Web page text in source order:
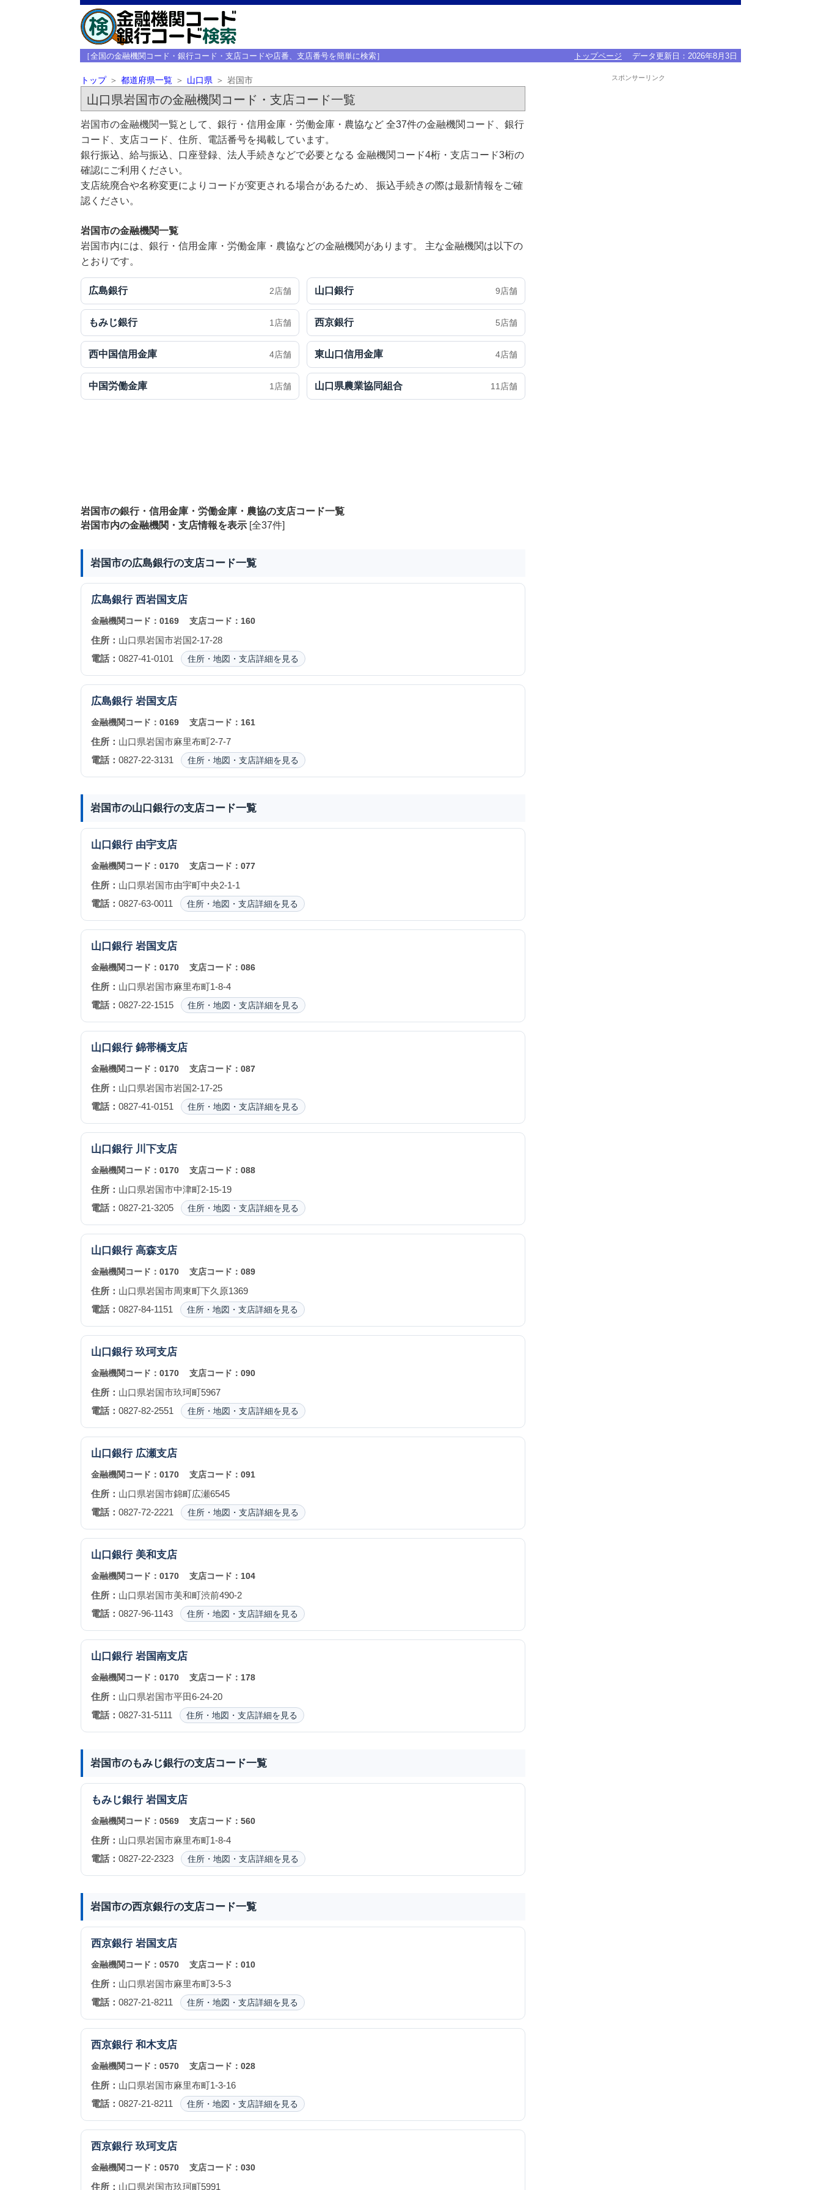
［全国の金融機関コード・銀行コード・支店コードや店番、支店番号を簡単に検索］ トップページ データ更新日： 2026年8月3日
トップ 都道府県一覧 山口県 岩国市
山口県岩国市の金融機関コード・支店コード一覧
岩国市の金融機関一覧として、銀行・信用金庫・労働金庫・農協など 全37件の金融機関コード、銀行
コード、支店コード、住所、電話番号を掲載しています。
銀行振込、給与振込、口座登録、法人手続きなどで必要となる 金融機関コード4桁・支店コード3桁の
確認にご利用ください。
支店統廃合や名称変更によりコードが変更される場合があるため、 振込手続きの際は最新情報をご確
認ください。
岩国市の金融機関一覧
岩国市内には、銀行・信用金庫・労働金庫・農協などの金融機関があります。 主な金融機関は以下の
とおりです。
広島銀行 2店舗 山口銀行 9店舗
もみじ銀行 1店舗 西京銀行 5店舗
西中国信用金庫 4店舗 東山口信用金庫 4店舗
中国労働金庫 1店舗 山口県農業協同組合 11店舗
岩国市の銀行・信用金庫・労働金庫・農協の支店コード一覧
岩国市内の金融機関・支店情報を表示[全37件]
岩国市の広島銀行の支店コード一覧
広島銀行 西岩国支店
金融機関コード： 0169 支店コード： 160
住所： 山口県岩国市岩国2-17-28
電話： 0827-41-0101 住所・地図・支店詳細を見る
広島銀行 岩国支店
金融機関コード： 0169 支店コード： 161
住所： 山口県岩国市麻里布町2-7-7
電話： 0827-22-3131 住所・地図・支店詳細を見る
岩国市の山口銀行の支店コード一覧
山口銀行 由宇支店
金融機関コード： 0170 支店コード： 077
住所： 山口県岩国市由宇町中央2-1-1
電話： 0827-63-0011 住所・地図・支店詳細を見る
山口銀行 岩国支店
金融機関コード： 0170 支店コード： 086
住所： 山口県岩国市麻里布町1-8-4
電話： 0827-22-1515 住所・地図・支店詳細を見る
山口銀行 錦帯橋支店
金融機関コード： 0170 支店コード： 087
住所： 山口県岩国市岩国2-17-25
電話： 0827-41-0151 住所・地図・支店詳細を見る
山口銀行 川下支店
金融機関コード： 0170 支店コード： 088
住所： 山口県岩国市中津町2-15-19
電話： 0827-21-3205 住所・地図・支店詳細を見る
山口銀行 高森支店
金融機関コード： 0170 支店コード： 089
住所： 山口県岩国市周東町下久原1369
電話： 0827-84-1151 住所・地図・支店詳細を見る
山口銀行 玖珂支店
金融機関コード： 0170 支店コード： 090
住所： 山口県岩国市玖珂町5967
電話： 0827-82-2551 住所・地図・支店詳細を見る
山口銀行 広瀬支店
金融機関コード： 0170 支店コード： 091
住所： 山口県岩国市錦町広瀬6545
電話： 0827-72-2221 住所・地図・支店詳細を見る
山口銀行 美和支店
金融機関コード： 0170 支店コード： 104
住所： 山口県岩国市美和町渋前490-2
電話： 0827-96-1143 住所・地図・支店詳細を見る
山口銀行 岩国南支店
金融機関コード： 0170 支店コード： 178
住所： 山口県岩国市平田6-24-20
電話： 0827-31-5111 住所・地図・支店詳細を見る
岩国市のもみじ銀行の支店コード一覧
もみじ銀行 岩国支店
金融機関コード： 0569 支店コード： 560
住所： 山口県岩国市麻里布町1-8-4
電話： 0827-22-2323 住所・地図・支店詳細を見る
岩国市の西京銀行の支店コード一覧
西京銀行 岩国支店
金融機関コード： 0570 支店コード： 010
住所： 山口県岩国市麻里布町3-5-3
電話： 0827-21-8211 住所・地図・支店詳細を見る
西京銀行 和木支店
金融機関コード： 0570 支店コード： 028
住所： 山口県岩国市麻里布町1-3-16
電話： 0827-21-8211 住所・地図・支店詳細を見る
西京銀行 玖珂支店
金融機関コード： 0570 支店コード： 030
住所： 山口県岩国市玖珂町5991
スポンサーリンク